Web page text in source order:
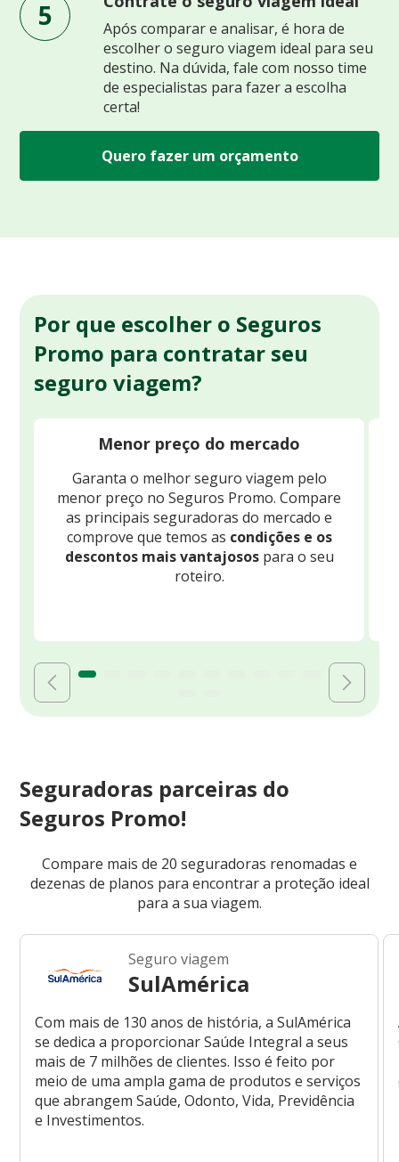
5
Após comparar e analisar, é hora de
escolher o seguro viagem ideal para seu
destino. Na dúvida, fale com nosso time
de especialistas para fazer a escolha
certa!
Quero fazer um orçamento
Por que escolher o Seguros
Promo para contratar seu
seguro viagem?
Menor preço do mercado
Garanta o melhor seguro viagem pelo
menor preço no Seguros Promo. Compare
as principais seguradoras do mercado e
comprove que temos as condições e os
descontos mais vantajosospara o seu
roteiro.
Seguradoras parceiras do
Seguros Promo!
Compare mais de 20 seguradoras renomadas e
dezenas de planos para encontrar a proteção ideal
para a sua viagem.
Seguro viagem
SulAmérica
Com mais de 130 anos de história, a SulAmérica
se dedica a proporcionar Saúde Integral a seus
mais de 7 milhões de clientes. Isso é feito por
meio de uma ampla gama de produtos e serviços
que abrangem Saúde, Odonto, Vida, Previdência
e Investimentos.